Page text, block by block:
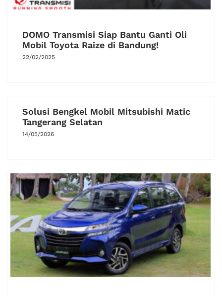
DOMO Transmisi Siap Bantu Ganti Oli
Mobil Toyota Raize di Bandung!
22/02/2025
Solusi Bengkel Mobil Mitsubishi Matic
Tangerang Selatan
14/05/2026